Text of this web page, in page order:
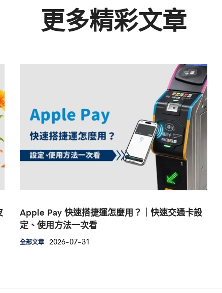
更多精彩文章
Apple Pay 快速搭捷運怎麼用？｜快速交通卡設
定、使用方法一次看
全部文章 2026-07-31